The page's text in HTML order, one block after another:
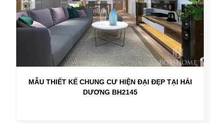
MẪU THIẾT KẾ CHUNG CƯ HIỆN ĐẠI ĐẸP TẠI HẢI
DƯƠNG BH2145